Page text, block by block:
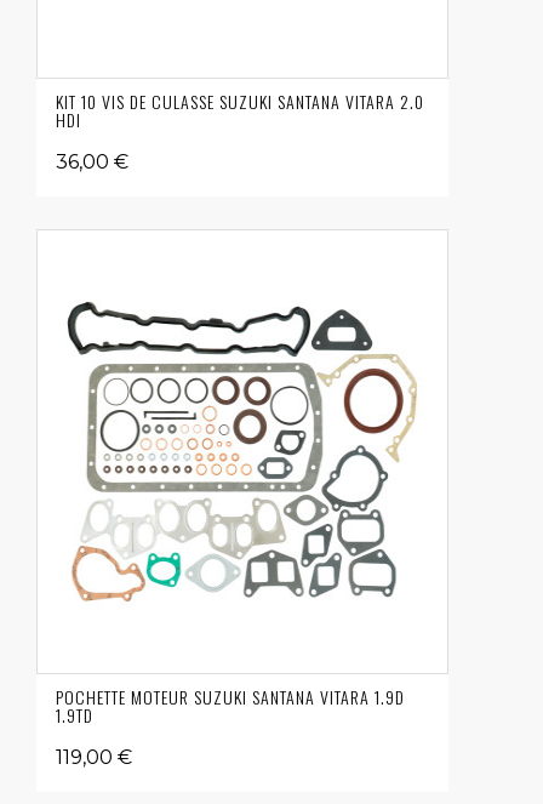
KIT 10 VIS DE CULASSE SUZUKI SANTANA VITARA 2.0
HDI
36,00 €
POCHETTE MOTEUR SUZUKI SANTANA VITARA 1.9D
1.9TD
119,00 €